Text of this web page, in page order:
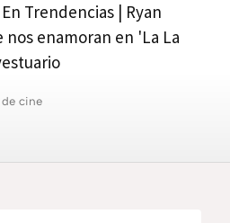
Trendencias | Ryan
nos enamoran en 'La La
cine